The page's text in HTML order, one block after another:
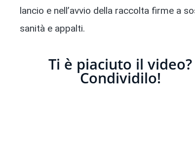
lancio e nell’avvio della raccolta firme a
sanità e appalti.
Ti è piaciuto il video?
Condividilo!